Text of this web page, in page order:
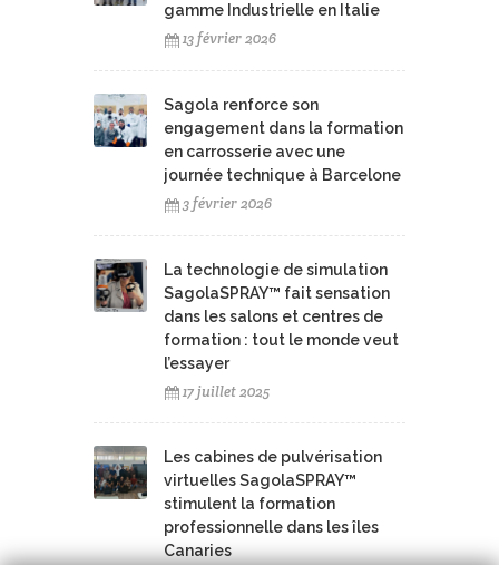
gamme Industrielle en Italie
13 février 2026
Sagola renforce son
engagement dans la formation
en carrosserie avec une
journée technique à Barcelone
3 février 2026
La technologie de simulation
SagolaSPRAY™ fait sensation
dans les salons et centres de
formation : tout le monde veut
l’essayer
17 juillet 2025
Les cabines de pulvérisation
virtuelles SagolaSPRAY™
stimulent la formation
professionnelle dans les îles
Canaries